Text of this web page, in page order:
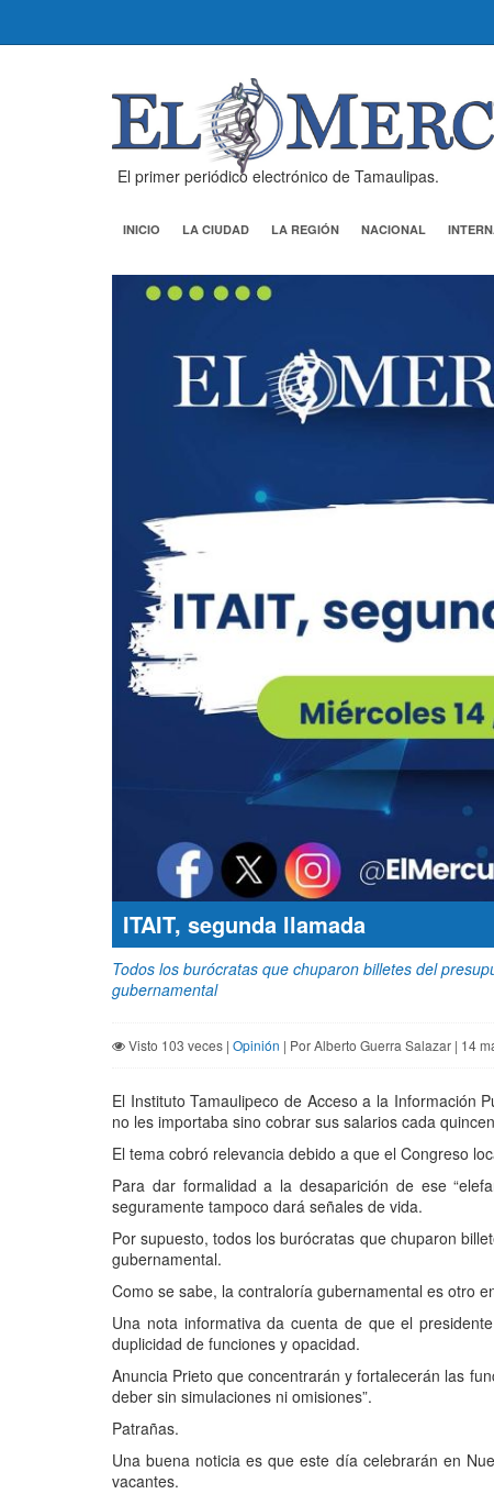
El primer periódico electrónico de Tamaulipas.
INICIO LA CIUDAD LA REGIÓN NACIONAL
ITAIT, segunda llamada
Todos los burócratas que chuparon billetes del
gubernamental
Visto 103 veces | Opinión | Por Alberto Guerra Salazar | 14
El Instituto Tamaulipeco de Acceso a la Información
no les importaba sino cobrar sus salarios cada
El tema cobró relevancia debido a que el Congreso
Para dar formalidad a la desaparición de ese
seguramente tampoco dará señales de vida.
Por supuesto, todos los burócratas que chuparon
gubernamental.
Como se sabe, la contraloría gubernamental es otro
Una nota informativa da cuenta de que el
duplicidad de funciones y opacidad.
Anuncia Prieto que concentrarán y fortalecerán las
deber sin simulaciones ni omisiones”.
Patrañas.
Una buena noticia es que este día celebrarán en
vacantes.